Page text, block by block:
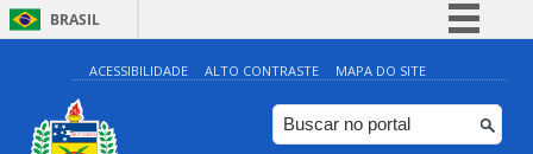
BRASIL
Simplifique!
Comunica BR
Participe
ACESSIBILIDADE ALTO CONTRASTE MAPA DO SITE